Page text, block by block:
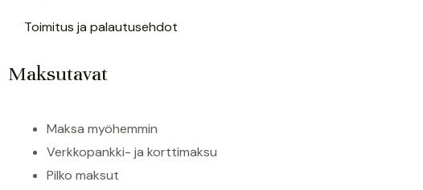
Toimitus ja palautusehdot
Maksutavat
Maksa myöhemmin
Verkkopankki- ja korttimaksu
Pilko maksut